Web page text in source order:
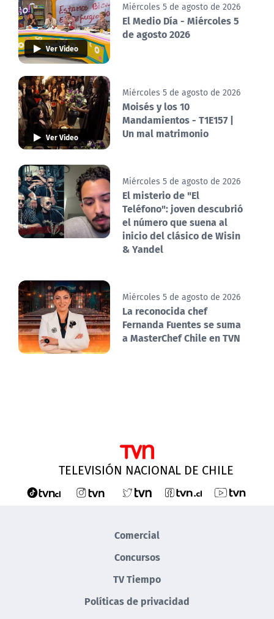
Ver Video
Miércoles 5 de agosto de 2026
El Medio Día - Miércoles 5
de agosto 2026
Ver Video
Miércoles 5 de agosto de 2026
Moisés y los 10
Mandamientos - T1E157 |
Un mal matrimonio
Miércoles 5 de agosto de 2026
El misterio de "El
Teléfono": joven descubrió
el número que suena al
inicio del clásico de Wisin
& Yandel
Miércoles 5 de agosto de 2026
La reconocida chef
Fernanda Fuentes se suma
a MasterChef Chile en TVN
TELEVISIÓN NACIONAL DE CHILE
Comercial
Concursos
TV Tiempo
Políticas de privacidad